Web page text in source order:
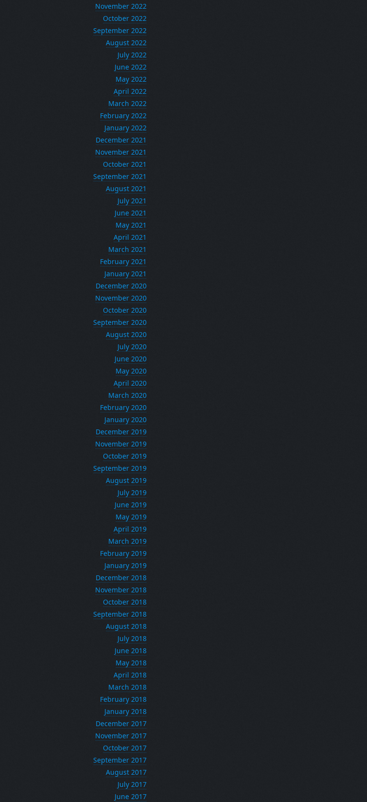
November 2022
October 2022
September 2022
August 2022
July 2022
June 2022
May 2022
April 2022
March 2022
February 2022
January 2022
December 2021
November 2021
October 2021
September 2021
August 2021
July 2021
June 2021
May 2021
April 2021
March 2021
February 2021
January 2021
December 2020
November 2020
October 2020
September 2020
August 2020
July 2020
June 2020
May 2020
April 2020
March 2020
February 2020
January 2020
December 2019
November 2019
October 2019
September 2019
August 2019
July 2019
June 2019
May 2019
April 2019
March 2019
February 2019
January 2019
December 2018
November 2018
October 2018
September 2018
August 2018
July 2018
June 2018
May 2018
April 2018
March 2018
February 2018
January 2018
December 2017
November 2017
October 2017
September 2017
August 2017
July 2017
June 2017